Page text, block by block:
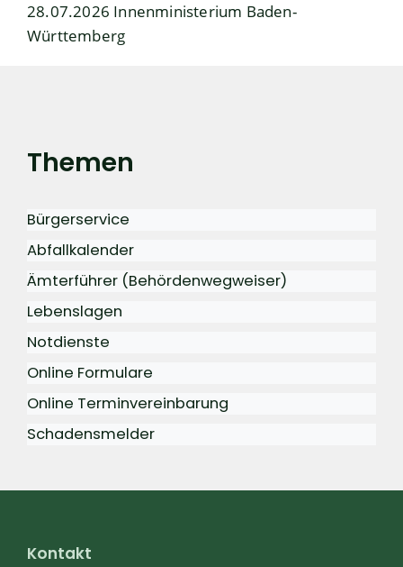
28.07.2026 Innenministerium Baden-
Württemberg
Themen
Bürgerservice
Abfallkalender
Ämterführer (Behördenwegweiser)
Lebenslagen
Notdienste
Online Formulare
Online Terminvereinbarung
Schadensmelder
Kontakt